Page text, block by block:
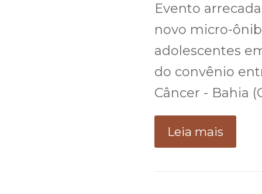
Evento
novo micro-
adolescentes
do convênio
Câncer - Bahia
Leia mais